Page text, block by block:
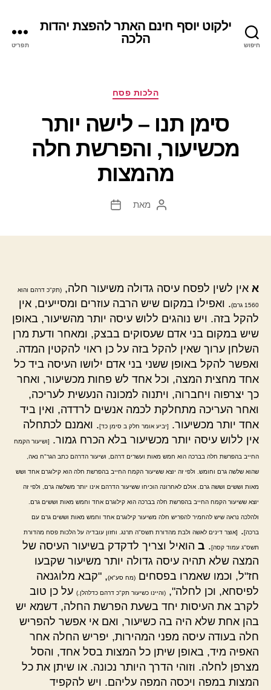
חיפוש
ילקוט יוסף חינם האתר להפצת יהדות
הלכה
תפריט
קטגוריות
הלכות פסח
סימן תנו – לישה יותר
מכשיעור, והפרשת חלה
מהמצות
המחבר
מאת
תאריך
א אין לשין לפסח עיסה גדולה משיעור חלה, (תק"כ דרהם והוא
1560 גרם)
. ואפילו במקום שיש הרבה עוזרים ומסייעים, אין
להקל בזה. ויש נוהגים ללוש עיסה יותר מהשיעור, באופן
שיש במקום בני אדם שעסוקים בבצק, ומאחר ודעת מרן
השלחן ערוך שאין להקל בזה על כן ראוי להקטין המדה.
ואפשר להקל באופן ששני בני אדם ילושו העיסה ביד כל
אחד מחצית המצה, וכל אחד לש פחות מכשיעור, ואחר
כך יצרפוה ויחברוה, ויתנוה למכונה הנעשית לעריכה,
ואחר העריכה מתחלקת לכמה אנשים לרדדה, ואין ביד
אחד יותר מכשיעור.
[יביע אומר חלק ב סימן כד]. ואמנם לכתחלה
אין ללוש עיסה יותר מכשיעור בלא הכרח גמור.
[ושיעור הקמח
החייב בהפרשת חלה בברכה הוא חמש מאות ועשרים דרהם, ושיעור הדרהם כתב הגר"ח נאה,
שהוא שלשה גרם וחומש. ולפי זה יוצא ששיעור הקמח החייב בהפרשת חלה הוא קילוגרם אחד ושש
מאות וששים וששה גרם. אולם לאחרונה הוכיחו ששיעור הדרהם אינו יותר משלשה גרם, ולפי זה
יוצא ששיעור הקמח החייב בהפרשת חלה בברכה הוא קילוגרם אחד וחמש מאות וששים גרם.
ולהלכה נראה שיש להחמיר להפריש חלה משיעור קילוגרם אחד וחמש מאות וששים גרם עם
ברכה]. [אוצר דינים לאשה ולבת מהדורת תשס"ה תרנג. וחזון עובדיה על הלכות פסח מהדורת
תשס"ג עמוד קסה]. ב הואיל וצריך לדקדק בשיעור העיסה של
המצה שלא תהיה עיסה גדולה יותר משיעור שקבעו
חז"ל, וכמו שאמרו בפסחים (מח סע"א), "קבא מלוגנאה
לפיסחא, וכן לחלה", (והיינו כשיעור תק"כ דרהם כדלהלן.) על כן טוב
לקרב את העיסות יחד בשעת הפרשת החלה, דשמא יש
בהן אחת שלא היה בה כשיעור, ואם אי אפשר להפריש
חלה בעודה עיסה מפני המהירות, יפריש החלה אחר
האפיה מיד, באופן שיתן כל המצות בסל אחד, והסל
מצרפן לחלה. וזוהי הדרך היותר נכונה. או שיתן את כל
המצות במפה ויכסה המפה עליהם. ויש להקפיד